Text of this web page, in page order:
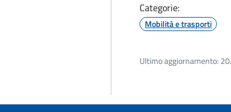
Categorie:
Mobilità e trasporti
Ultimo aggiornamento: